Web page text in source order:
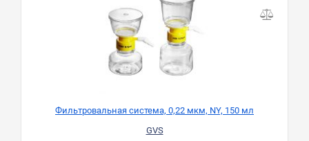
Фильтровальная система, 0,22 мкм, NY, 150 мл
GVS